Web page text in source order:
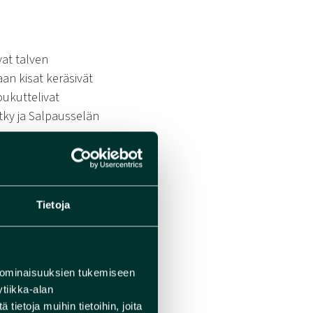
Tietoja
tukemiseen
alan
tietoja muihin tietoihin, joita
talven
kisat keräsivät
ja Salpausselän
Valde
He halusivat
toiminta- ja